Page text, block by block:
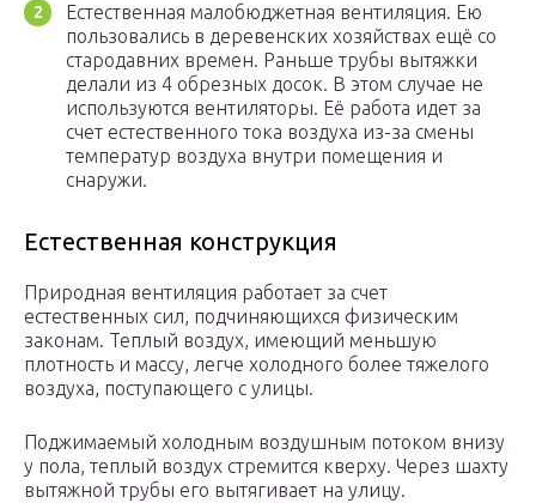
Естественная малобюджетная вентиляция. Ею
пользовались в деревенских хозяйствах ещё со
стародавних времен. Раньше трубы вытяжки
делали из 4 обрезных досок. В этом случае не
используются вентиляторы. Её работа идет за
счет естественного тока воздуха из-за смены
температур воздуха внутри помещения и
снаружи.
Естественная конструкция
Природная вентиляция работает за счет
естественных сил, подчиняющихся физическим
законам. Теплый воздух, имеющий меньшую
плотность и массу, легче холодного более тяжелого
воздуха, поступающего с улицы.
Поджимаемый холодным воздушным потоком внизу
у пола, теплый воздух стремится кверху. Через шахту
вытяжной трубы его вытягивает на улицу.